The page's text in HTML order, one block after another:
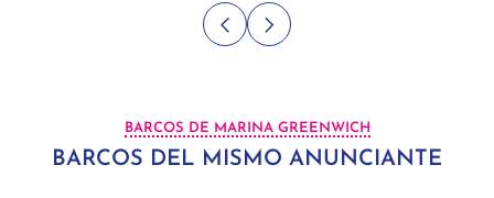
BARCOS DE MARINA GREENWICH
BARCOS DEL MISMO ANUNCIANTE